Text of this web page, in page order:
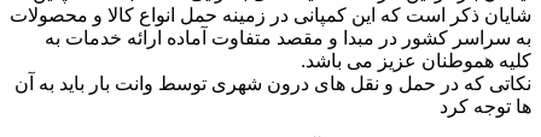
شایان ذکر است که این کمپانی در زمینه حمل انواع کالا و محصولات
به سراسر کشور در مبدا و مقصد متفاوت آماده ارائه خدمات به
کلیه هموطنان عزیز می باشد.
نکاتی که در حمل و نقل های درون شهری توسط وانت بار باید به آن
ها توجه کرد